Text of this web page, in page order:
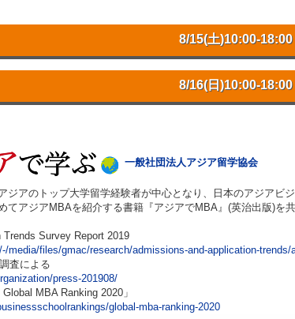
8/15(土)10:00-
8/16(日)10:00-
一般社団法人アジア留学協会
ジアのトップ大学留学経験者が中心となり、日本のアジア
てアジアMBAを紹介する書籍『アジアでMBA』(英治出版)を共
Survey Report 2019
media/files/gmac/research/admissions-and-application-
査による
press-201908/
MBA Ranking 2020」
global-mba-ranking-2020